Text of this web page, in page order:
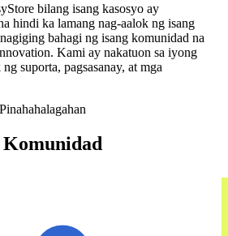
bilang isang kasosyo ay
hindi ka lamang nag-aalok ng isang
bahagi ng isang komunidad na
Kami ay nakatuon sa iyong
suporta, pagsasanay, at mga